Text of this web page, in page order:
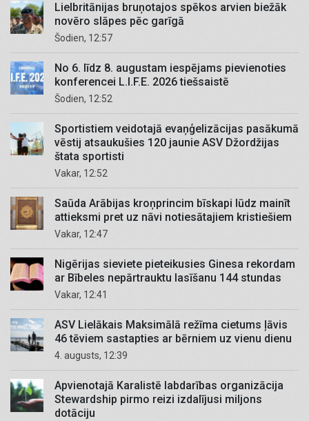
Lielbritānijas bruņotajos spēkos arvien biežāk
novēro slāpes pēc garīgā
Šodien, 12:57
No 6. līdz 8. augustam iespējams pievienoties
konferencei L.I.F.E. 2026 tiešsaistē
Šodien, 12:52
Sportistiem veidotajā evaņģelizācijas pasākumā
vēstij atsaukušies 120 jaunie ASV Džordžijas
štata sportisti
Vakar, 12:52
Saūda Arābijas kroņprincim bīskapi lūdz mainīt
attieksmi pret uz nāvi notiesātajiem kristiešiem
Vakar, 12:47
Nigērijas sieviete pieteikusies Ginesa rekordam
ar Bībeles nepārtrauktu lasīšanu 144 stundas
Vakar, 12:41
ASV Lielākais Maksimālā režīma cietums ļāvis
46 tēviem sastapties ar bērniem uz vienu dienu
4. augusts, 12:39
Apvienotajā Karalistē labdarības organizācija
Stewardship pirmo reizi izdalījusi miljons
dotāciju